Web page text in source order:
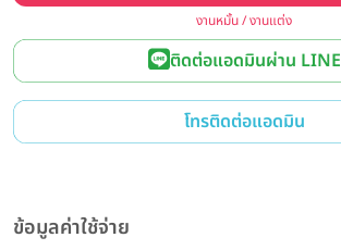
งานหมั้น / งานแต่ง
ติดต่อแอดมินผ่าน LINE
โทรติดต่อแอดมิน
ข้อมูลค่าใช้จ่าย